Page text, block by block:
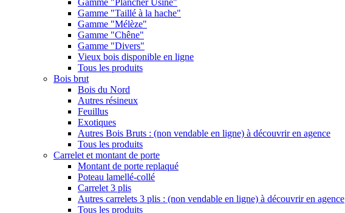
Gamme "Plancher Usine"
Gamme "Taillé à la hache"
Gamme "Mélèze"
Gamme "Chêne"
Gamme "Divers"
Vieux bois disponible en ligne
Tous les produits
Bois brut
Bois du Nord
Autres résineux
Feuillus
Exotiques
Autres Bois Bruts : (non vendable en ligne) à découvrir en agence
Tous les produits
Carrelet et montant de porte
Montant de porte replaqué
Poteau lamellé-collé
Carrelet 3 plis
Autres carrelets 3 plis : (non vendable en ligne) à découvrir en agence
Tous les produits